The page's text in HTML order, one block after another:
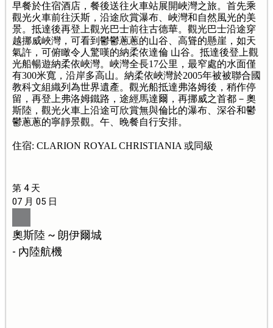
早餐於住宿酒店，餐後送往火車站展開峽灣之旅。首先乘
觀光火車前往沃斯，沿途欣賞瀑布、峽灣和自然風光的美
景。抵達後再登上觀光巴士前往古德華。觀光巴士沿途穿
越挪威峽灣，可看到鬱鬱蔥蔥的山谷、高聳的懸崖，如天
氣許，可俯瞰令人驚嘆的納柔依達倫 山谷。抵達後登上觀
光船暢遊納柔依峽灣。峽灣全長17公里，最窄處的水面僅
有300米寬，沿岸多高山。納柔依峽灣於2005年被被聯合國
教科文組織列為世界遺產。觀光船抵達弗洛姆後，稍作停
留，再登上弗洛姆鐵路，途經馬達爾，再挪威之首都－奧
斯陸，觀光火車上沿途可欣賞無與倫比的瀑布、深谷和鬱
鬱蔥蔥的寧靜景觀。午、晚餐自行安排。
住宿: CLARION ROYAL CHRISTIANIA 或同級
第 4 天
07 月 05 日
奧斯陸 ~ 朗伊爾城
- 內陸航機